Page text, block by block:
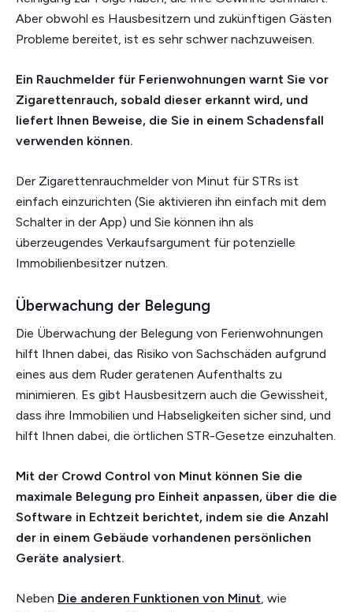
Aber obwohl es Hausbesitzern und zukünftigen Gästen
Probleme bereitet, ist es sehr schwer nachzuweisen.
Ein Rauchmelder für Ferienwohnungen warnt Sie vor
Zigarettenrauch, sobald dieser erkannt wird, und
liefert Ihnen Beweise, die Sie in einem Schadensfall
verwenden können.
Der Zigarettenrauchmelder von Minut für STRs ist
einfach einzurichten (Sie aktivieren ihn einfach mit dem
Schalter in der App) und Sie können ihn als
überzeugendes Verkaufsargument für potenzielle
Immobilienbesitzer nutzen.
Überwachung der Belegung
Die Überwachung der Belegung von Ferienwohnungen
hilft Ihnen dabei, das Risiko von Sachschäden aufgrund
eines aus dem Ruder geratenen Aufenthalts zu
minimieren. Es gibt Hausbesitzern auch die Gewissheit,
dass ihre Immobilien und Habseligkeiten sicher sind, und
hilft Ihnen dabei, die örtlichen STR-Gesetze einzuhalten.
Mit der Crowd Control von Minut können Sie die
maximale Belegung pro Einheit anpassen, über die die
Software in Echtzeit berichtet, indem sie die Anzahl
der in einem Gebäude vorhandenen persönlichen
Geräte analysiert.
Neben Die anderen Funktionen von Minut, wie